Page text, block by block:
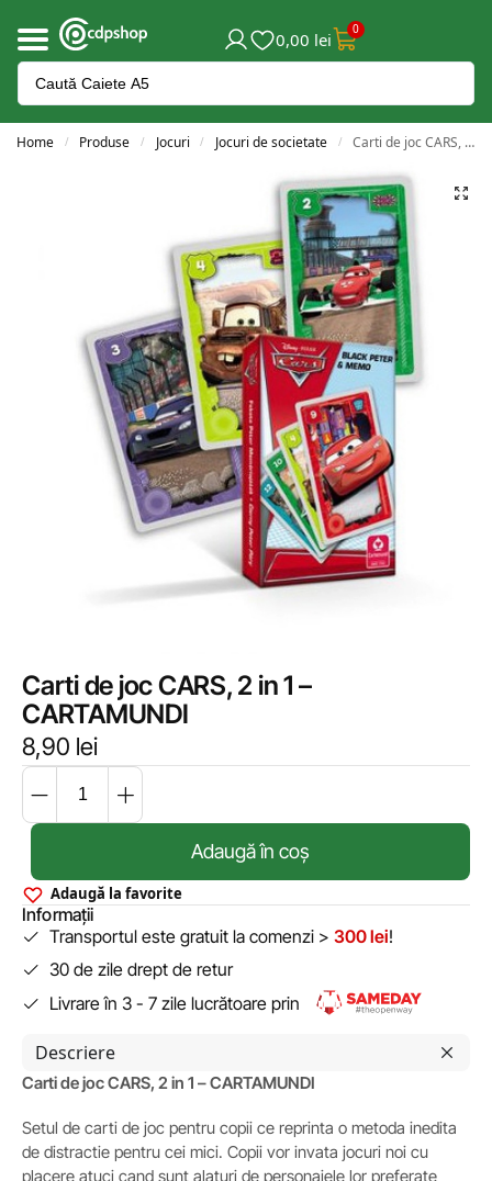
0,00 lei 0
Home / Produse / Jocuri / Jocuri de societate / Carti de joc CARS, 2 in 1 – CARTAMUNDI
Carti de joc CARS, 2 in 1 –
CARTAMUNDI
8,90 lei
Adaugă în coș
Adaugă la favorite
Informații
Transportul este gratuit la comenzi > 300 lei!
30 de zile drept de retur
Livrare în 3 - 7 zile lucrătoare prin
Descriere
Carti de joc CARS, 2 in 1 – CARTAMUNDI
Setul de carti de joc pentru copii ce reprinta o metoda inedita
de distractie pentru cei mici. Copii vor invata jocuri noi cu
placere atuci cand sunt alaturi de personajele lor preferate